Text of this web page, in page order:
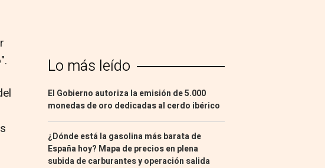
Lo más leído
El Gobierno autoriza la emisión de 5.000
monedas de oro dedicadas al cerdo ibérico
¿Dónde está la gasolina más barata de
España hoy? Mapa de precios en plena
subida de carburantes y operación salida